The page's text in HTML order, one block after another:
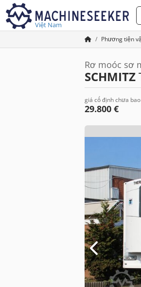
Việt Nam
Phương tiện
Rơ moóc sơ
SCHMITZ
giá cố định chưa
29.800 €